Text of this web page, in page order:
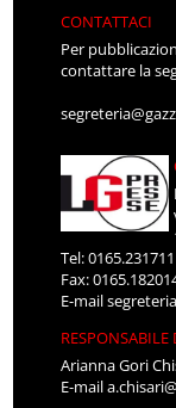
CONTATTACI
Per
contattare la
Tel: 0165.231711
Fax:
E-mail
RESPONSABILE
Arianna Gori
E-mail